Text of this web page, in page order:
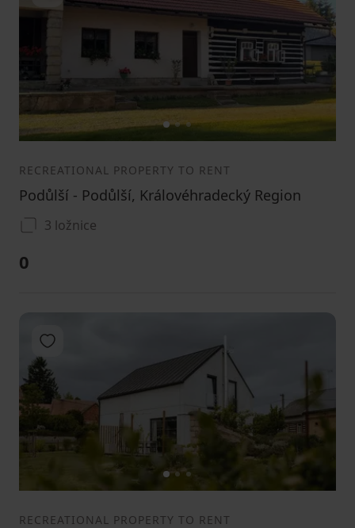
12 3
RECREATIONAL PROPERTY TO RENT
Podůlší - Podůlší, Královéhradecký Region
3 ložnice
0
12 3
Add to favorites
RECREATIONAL PROPERTY TO RENT